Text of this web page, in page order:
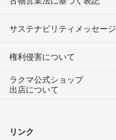
サステナビリティメッセージ
権利侵害について
ラクマ公式ショップ
出店について
リンク